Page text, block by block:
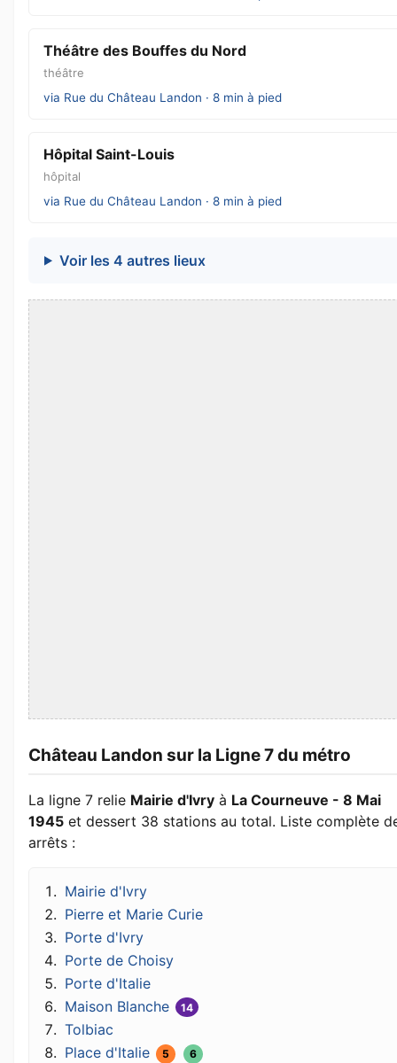
Théâtre des Bouffes du Nord
théâtre
via Rue du Château Landon · 8 min à pied
Hôpital Saint-Louis
hôpital
via Rue du Château Landon · 8 min à pied
Voir les 4 autres lieux
Château Landon sur la Ligne 7 du métro
La ligne 7 relie Mairie d'Ivry à La Courneuve - 8 Mai
1945 et dessert 38 stations au total. Liste complète
arrêts :
Mairie d'Ivry
Pierre et Marie Curie
Porte d'Ivry
Porte de Choisy
Porte d'Italie
Maison Blanche
14
Tolbiac
Place d'Italie
5 6